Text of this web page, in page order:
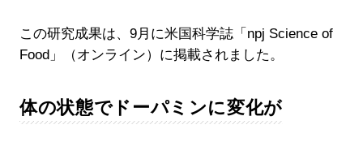
この研究成果は、9月に米国科学誌「npj Science of
Food」（オンライン）に掲載されました。
体の状態でドーパミンに変化が